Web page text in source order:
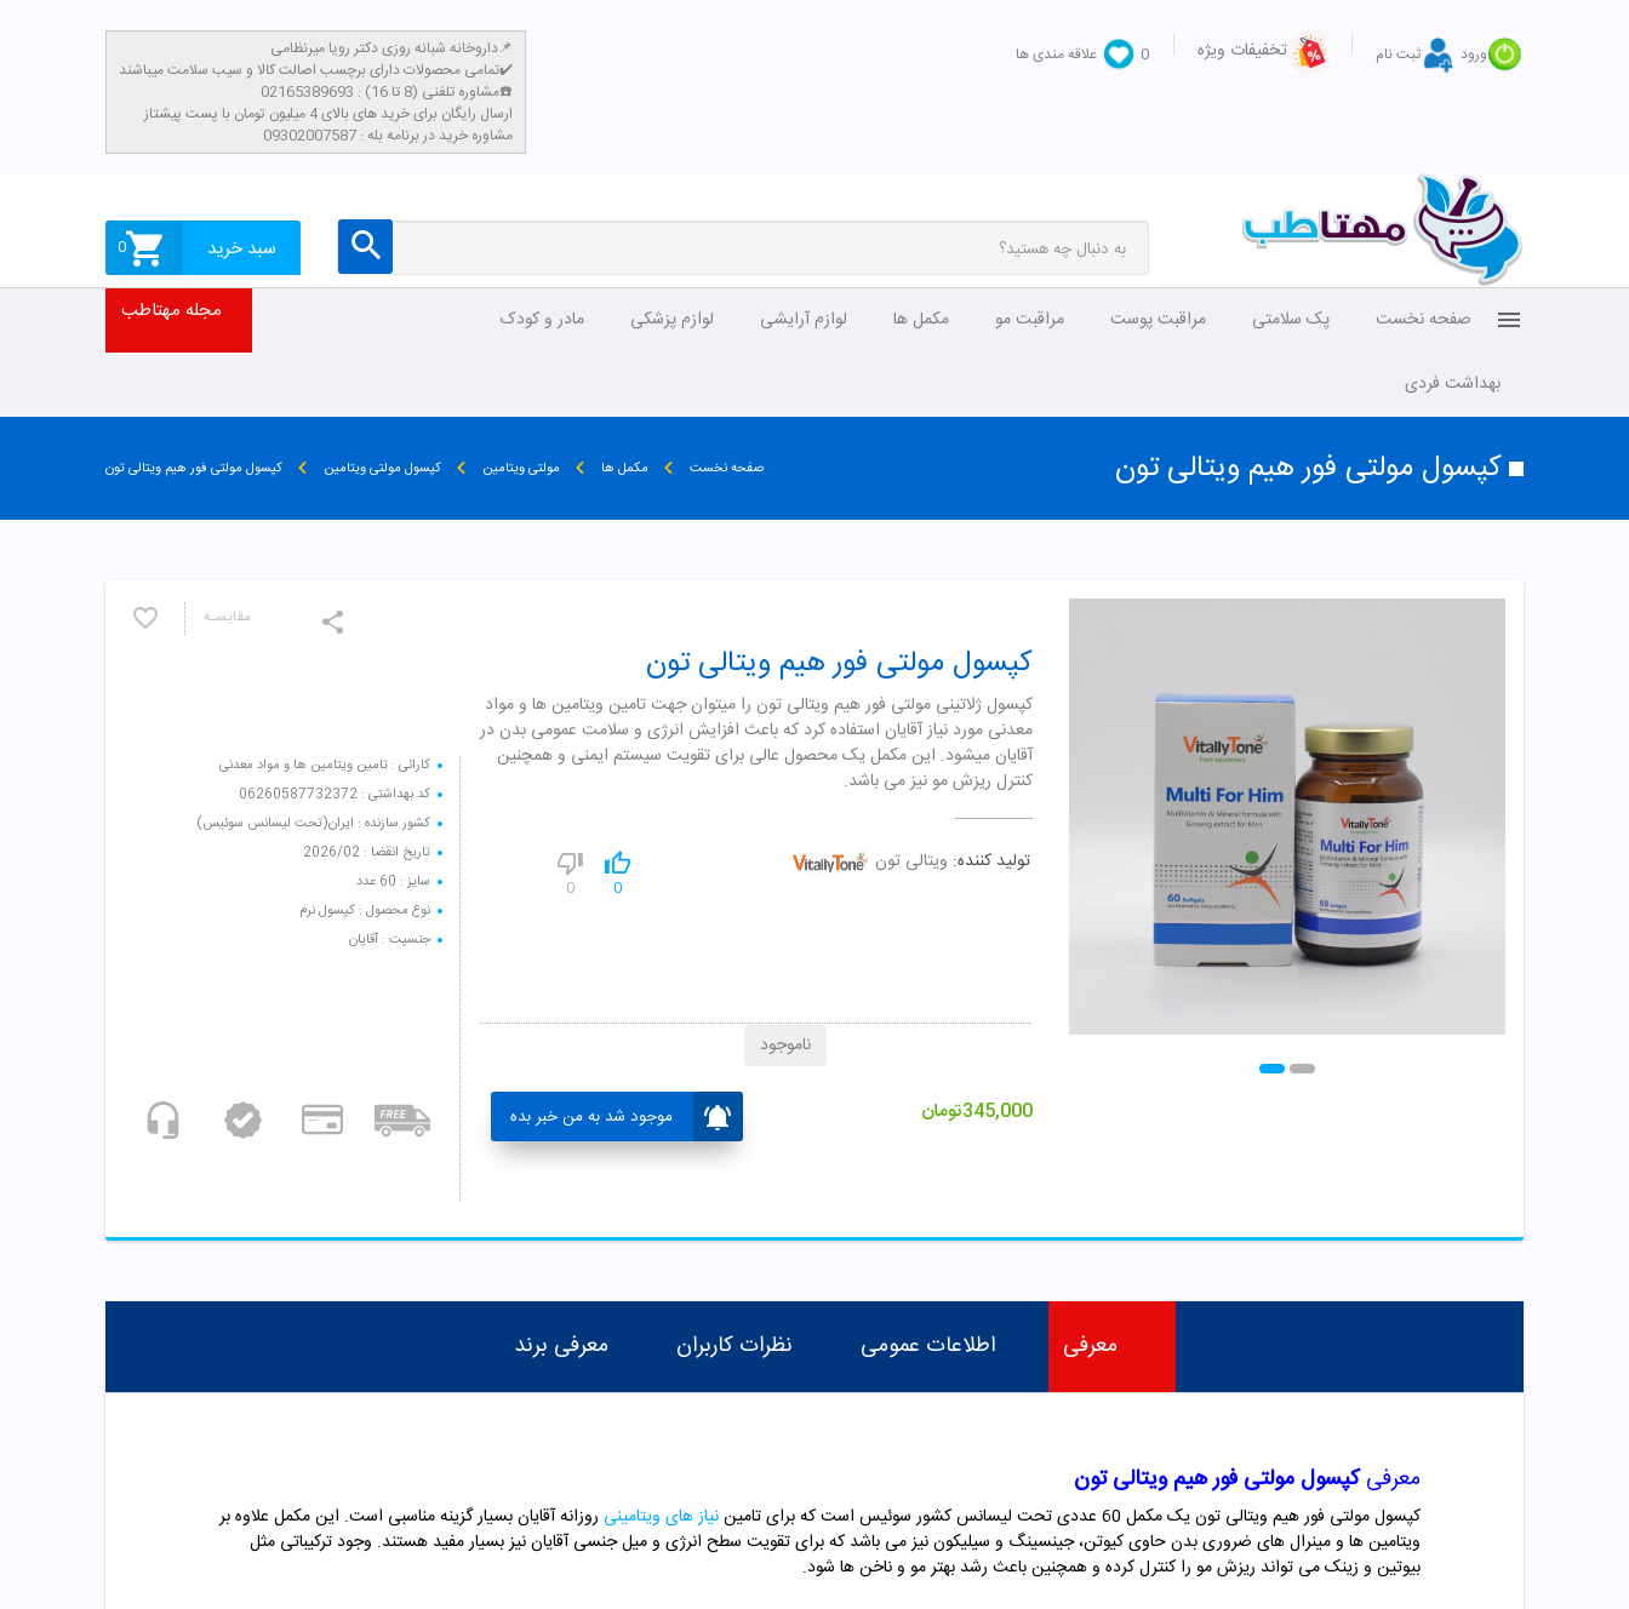
ورود ثبت نام تخفیفات ویژه 0 علاقه مندی ها
داروخانه شبانه روزی دکتر رویا میرنظامی📌
تمامی محصولات دارای برچسب اصالت کالا و سیب سلامت میباشند✔️
مشاوره تلفنی (8 تا 16) : 02165389693☎️
​ارسال رایگان برای خرید های بالای 4 میلیون تومان با پست پیشتاز
مشاوره خرید در برنامه بله : 09302007587
سبد خرید 0
صفحه نخست پک سلامتی مراقبت پوست مراقبت مو مکمل ها لوازم آرایشی لوازم پزشکی مادر و کودک
بهداشت فردی
مجله مهتاطب
کپسول مولتی فور هیم ویتالی تون صفحه نخست مکمل ها مولتی ویتامین کپسول مولتی ویتامین کپسول مولتی فور هیم ویتالی تون
مقایسـه
کارائی : تامین ویتامین ها و مواد معدنی
کد بهداشتی : 06260587732372
کشور سازنده : ایران(تحت لیسانس سوئیس)
تاریخ انقضا : 2026/02
سایز : 60 عدد
نوع محصول : کپسول نرم
جنسیت : آقایان
کپسول مولتی فور هیم ویتالی تون
کپسول ژلاتینی مولتی فور هیم ویتالی تون را میتوان جهت تامین ویتامین ها و مواد
معدنی مورد نیاز آقایان استفاده کرد که باعث افزایش انرژی و سلامت عمومی بدن در
آقایان میشود. این مکمل یک محصول عالی برای تقویت سیستم ایمنی و همچنین
کنترل ریزش مو نیز می باشد.
تولید کننده: ویتالی تون
0
0
345,000تومان موجود شد به من خبر بده
ناموجود
معرفی اطلاعات عمومی نظرات کاربران معرفی برند
معرفیکپسول مولتی فور هیم ویتالی تون
کپسول مولتی فور هیم ویتالی تون یک مکمل 60 عددی تحت لیسانس کشور سوئیس است که برای تامین نیاز های ویتامینی روزانه آقایان بسیار گزینه مناسبی است. این مکمل علاوه بر
ویتامین ها و مینرال های ضروری بدن حاوی کیوتن، جینسینگ و سیلیکون نیز می باشد که برای تقویت سطح انرژی و میل جنسی آقایان نیز بسیار مفید هستند. وجود ترکیباتی مثل
بیوتین و زینک می تواند ریزش مو را کنترل کرده و همچنین باعث رشد بهتر مو و ناخن ها شود.